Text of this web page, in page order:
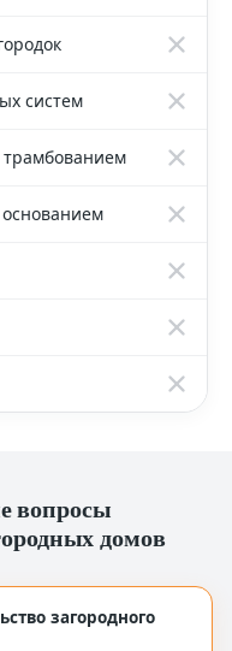
систем
вопросы
домов
загородного